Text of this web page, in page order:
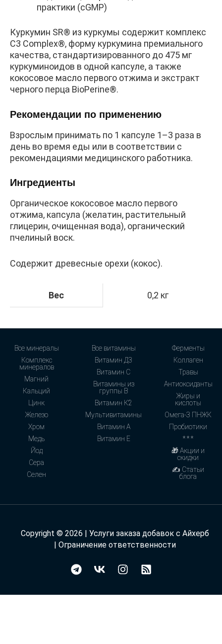
практики (cGMP)
Куркумин SR® из куркумы содержит комплекс
C3 Complex®, форму куркумина премиального
качества, стандартизированного до 475 мг
куркуминоидов в одной капсуле, а также
кокосовое масло первого отжима и экстракт
черного перца BioPerine®.
Рекомендации по применению
Взрослым принимать по 1 капсуле 1–3 раза в
день во время еды или в соответствии с
рекомендациями медицинского работника.
Ингредиенты
Органическое кокосовое масло первого
отжима, капсула (желатин, растительный
глицерин, очищенная вода), органический
пчелиный воск.
Содержит древесные орехи (кокос).
Вес 0,2 кг
Все минералы
Комплекс
минералов
Магний
Кальций
Цинк
Железо
Хром
Медь
Йод
Сера
Селен
Все витамины
Витамин Д3
Витамин С
Витамины из
группы В
Витамин К2
Мультивитамины
Витамин А
Витамин Е
Ферменты
Коллаген
Травы
Антиоксиданты
Жиры и
кислоты
Омега-3 ПНЖК
Пробиотики
* * *
🎁 Акции и
скидки
✍ Статьи
блога
Copyright © 2026 | Услуги заказа добавок с Айхерб
| Ограничение ответственности